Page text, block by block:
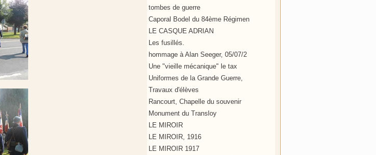
tombes de guerre
Caporal Bodel du 84ème Régimen
LE CASQUE ADRIAN
Les fusillés.
hommage à Alan Seeger, 05/07/2
Une "vieille mécanique" le tax
Uniformes de la Grande Guerre,
Travaux d'élèves
Rancourt, Chapelle du souvenir
Monument du Transloy
LE MIROIR
LE MIROIR, 1916
LE MIROIR 1917